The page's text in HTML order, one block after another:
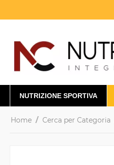
NUTRIZIONE SPORTIVA
Home / Cerca per Categoria